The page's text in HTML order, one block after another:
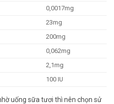
0,0017mg
23mg
200mg
0,062mg
2,1mg
100 IU
uống sữa tươi thì nên chọn sử